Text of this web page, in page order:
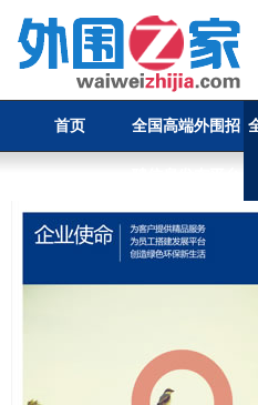
首页 全国高端外围招